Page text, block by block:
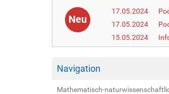
Neu
17.05.2024
17.05.2024
15.05.2024
Navigation
Mathematisch-